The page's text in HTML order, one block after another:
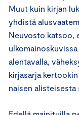
Muut kuin kirjan
yhdistä
Neuvosto katsoo,
alentavalla,
kirjasarja
naisen alisteisesta